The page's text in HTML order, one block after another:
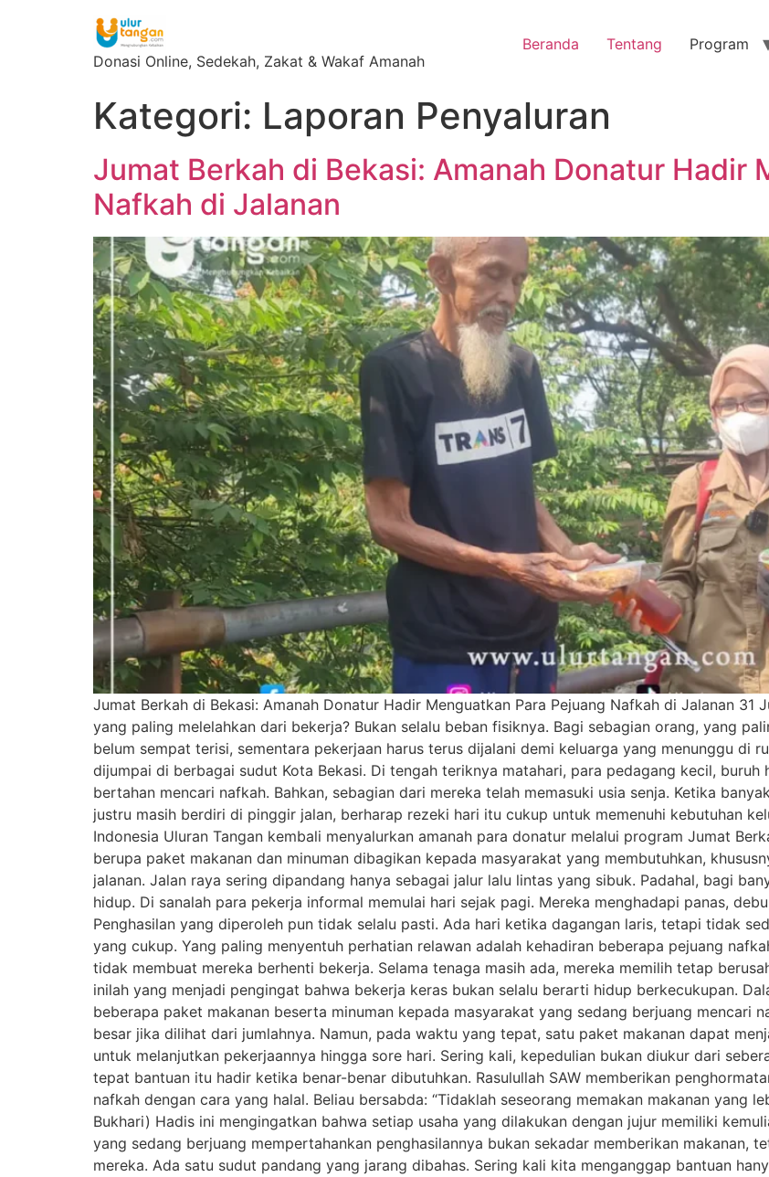
Donasi Online, Sedekah, Zakat & Wakaf Amanah
Beranda Tentang Program
Kategori: Laporan Penyaluran
Jumat Berkah di Bekasi: Amanah Donatur Hadir
Nafkah di Jalanan
Jumat Berkah di Bekasi: Amanah Donatur Hadir Menguatkan Para Pejuang Nafkah di Jalanan 31
yang paling melelahkan dari bekerja? Bukan selalu beban fisiknya. Bagi sebagian orang, yang
belum sempat terisi, sementara pekerjaan harus terus dijalani demi keluarga yang menunggu di
dijumpai di berbagai sudut Kota Bekasi. Di tengah teriknya matahari, para pedagang kecil,
bertahan mencari nafkah. Bahkan, sebagian dari mereka telah memasuki usia senja. Ketika
justru masih berdiri di pinggir jalan, berharap rezeki hari itu cukup untuk memenuhi kebutuhan
Indonesia Uluran Tangan kembali menyalurkan amanah para donatur melalui program Jumat
berupa paket makanan dan minuman dibagikan kepada masyarakat yang membutuhkan,
jalanan. Jalan raya sering dipandang hanya sebagai jalur lalu lintas yang sibuk. Padahal, bagi
hidup. Di sanalah para pekerja informal memulai hari sejak pagi. Mereka menghadapi panas,
Penghasilan yang diperoleh pun tidak selalu pasti. Ada hari ketika dagangan laris, tetapi tidak
yang cukup. Yang paling menyentuh perhatian relawan adalah kehadiran beberapa pejuang
tidak membuat mereka berhenti bekerja. Selama tenaga masih ada, mereka memilih tetap
inilah yang menjadi pengingat bahwa bekerja keras bukan selalu berarti hidup berkecukupan.
beberapa paket makanan beserta minuman kepada masyarakat yang sedang berjuang mencari
besar jika dilihat dari jumlahnya. Namun, pada waktu yang tepat, satu paket makanan dapat
untuk melanjutkan pekerjaannya hingga sore hari. Sering kali, kepedulian bukan diukur dari
tepat bantuan itu hadir ketika benar-benar dibutuhkan. Rasulullah SAW memberikan
nafkah dengan cara yang halal. Beliau bersabda: “Tidaklah seseorang memakan makanan yang
Bukhari) Hadis ini mengingatkan bahwa setiap usaha yang dilakukan dengan jujur memiliki
yang sedang berjuang mempertahankan penghasilannya bukan sekadar memberikan makanan,
mereka. Ada satu sudut pandang yang jarang dibahas. Sering kali kita menganggap bantuan